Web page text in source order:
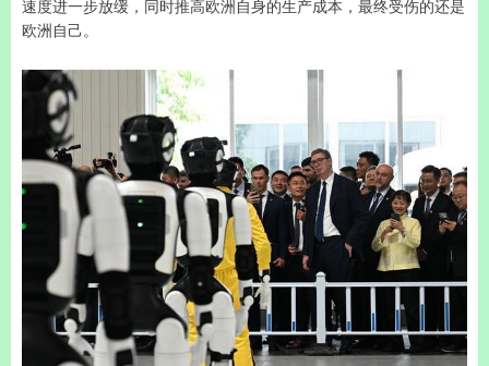
速度进一步放缓，同时推高欧洲自身的生产成本，最终受伤的还是
欧洲自己。